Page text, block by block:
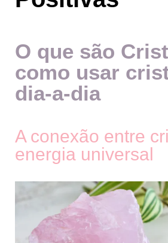
O que são
como usar
dia-a-dia
A conexão entre
energia universal